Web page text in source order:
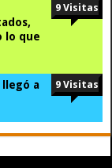
lo que
9 Visitas
a
9 Visitas